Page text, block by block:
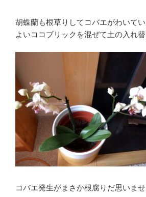
胡蝶蘭も根草りしてコバエがわいて
よいココブリックを混ぜて土の入れ
コバエ発生がまさか根腐りだ思いま